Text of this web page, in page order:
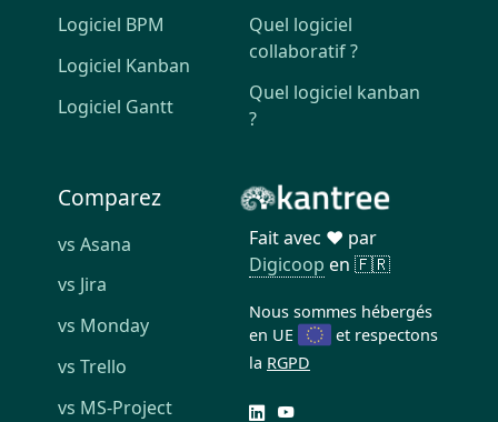
Logiciel BPM
Logiciel Kanban
Logiciel Gantt
Quel logiciel
collaboratif ?
Quel logiciel kanban
?
Comparez
vs Asana
vs Jira
vs Monday
vs Trello
vs MS-Project
Fait avec ❤️ par
Digicoop en 🇫🇷
Nous sommes hébergés
en UE
et respectons
la RGPD